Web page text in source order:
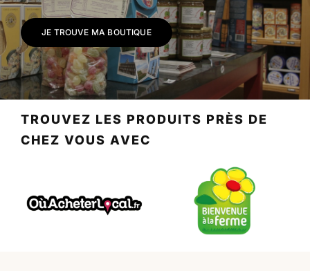
JE TROUVE MA BOUTIQUE
TROUVEZ LES PRODUITS PRÈS DE
CHEZ VOUS AVEC